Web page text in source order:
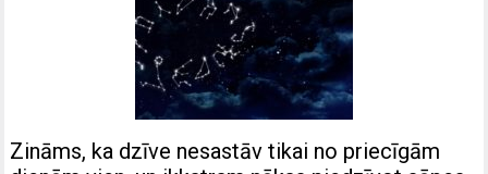
Zināms, ka dzīve nesastāv tikai no priecīgām